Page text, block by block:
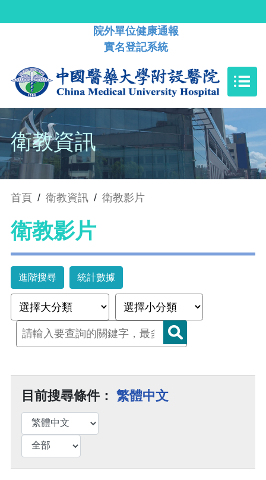
院外單位健康通報
實名登記系統
衛教資訊
首頁 / 衛教資訊 / 衛教影片
衛教影片
進階搜尋 統計數據
目前搜尋條件： 繁體中文